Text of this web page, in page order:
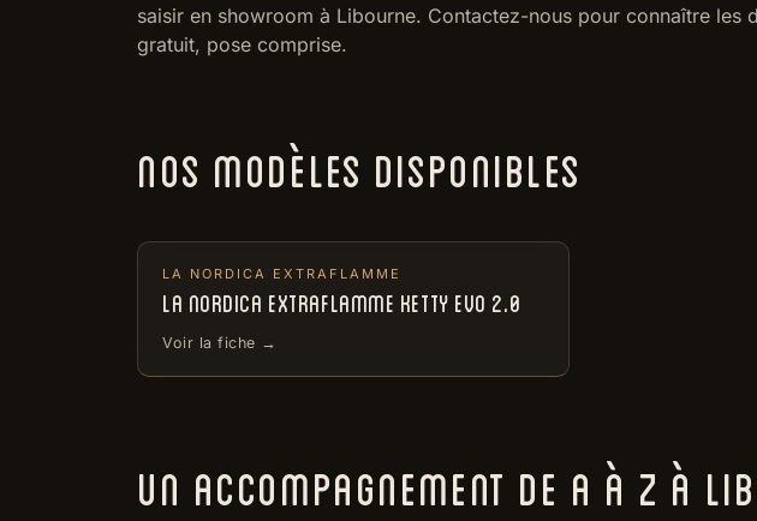
saisir en showroom à Libourne. Contactez-nous pour connaître
gratuit, pose comprise.
NOS MODÈLES DISPONIBLES
LA NORDICA EXTRAFLAMME
LA NORDICA EXTRAFLAMME KETTY EVO 2.0
Voir la fiche →
UN ACCOMPAGNEMENT DE A À Z À